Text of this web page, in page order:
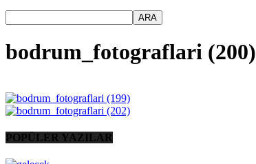
bodrum_fotograflari (200)
POPÜLER YAZILAR